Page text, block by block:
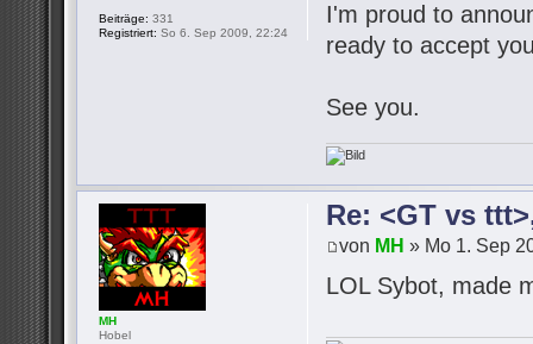
I'm proud to
ready to accept
See you.
Beiträge: 331
Registriert: So 6. Sep 2009, 22:24
Re: <GT vs
von MH » Mo 1. Sep
LOL Sybot, made
MH
Hobel